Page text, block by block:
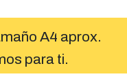
A4 aprox.
para ti.